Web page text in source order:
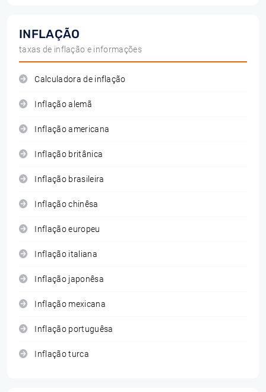
INFLAÇÃO
taxas de inflação e informações
Calculadora de inflação
Inflação alemã
Inflação americana
Inflação britânica
Inflação brasileira
Inflação chinêsa
Inflação europeu
Inflação italiana
Inflação japonêsa
Inflação mexicana
Inflação portuguêsa
Inflação turca